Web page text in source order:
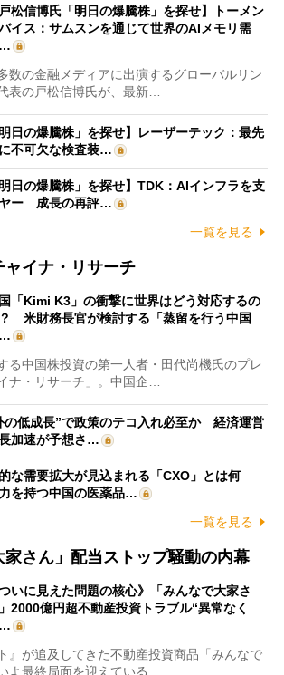
戸松信博氏「明日の爆騰株」を探せ】トーメン
イス：サムスンを通じて世界のAIメモリ需
数の金融メディアに出演するグローバルリン
表の戸松信博氏が、最新…
日の爆騰株」を探せ】レーザーテック：最先
不可欠な検査装…
日の爆騰株」を探せ】TDK：AIインフラを支
ヤー 成長の再評…
一覧を見る
ャイナ・リサーチ
「Kimi K3」の衝撃に世界はどう対応するの
米財務長官が検討する「蒸留を行う中国
る中国株投資の第一人者・田代尚機氏のプレ
ナ・リサーチ」。中国企…
の低成長”で政策のテコ入れ必至か 経済運営
加速が予想さ…
な需要拡大が見込まれる「CXO」とは何
を持つ中国の医薬品…
一覧を見る
家さん」配当ストップ騒動の内幕
ついに見えた問題の核心》「みんなで大家さ
2000億円超不動産投資トラブル“異常なく
』が追及してきた不動産投資商品「みんなで
よ最終局面を迎えている…